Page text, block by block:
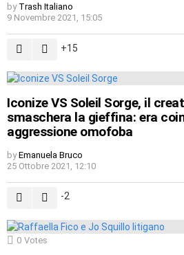
by Trash Italiano
9 Novembre 2021, 15:05
15
Iconize VS Soleil Sorge, il
smaschera la gieffina: era
aggressione omofoba
by Emanuela Bruco
25 Ottobre 2021, 12:10
-2
0 Votes